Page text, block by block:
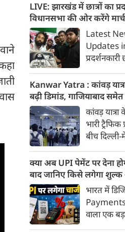
LIVE: झारखंड में छात्रों का
विधानसभा की ओर करेंगे मार्च
Latest
Updates
मद्देनजर
पल पल की
Kanwar Yatra : कांवड़
बढ़ी डिमांड, गाजियाबाद
तक बढ़ी यात्रियों की संख्या
कांवड़ यात्रा
भारी
बीच दिल्ली-
परिवहन
तेज़,
सफर के
स्टेशनों पर
से 50
क्या अब UPI पेमेंट पर देना
बाद जानिए किसे लगेगा
भारत में
वाला एक